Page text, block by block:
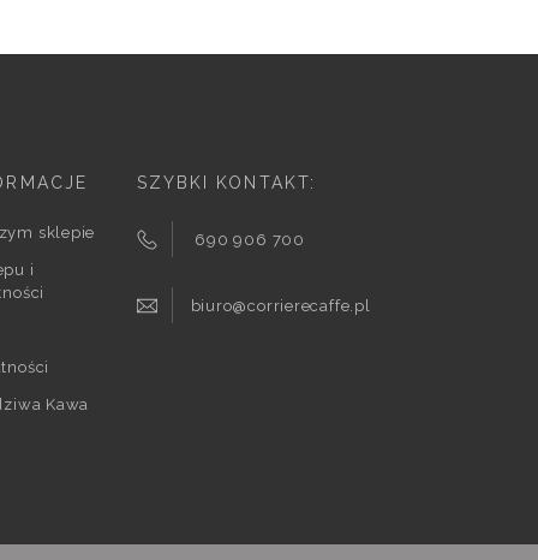
sklepie
i
Kawa
SZYBKI KONTAKT:
690 906 700
biuro@corrierecaffe.pl